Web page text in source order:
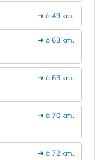
➔ à 49 km.
➔ à 63 km.
➔ à 63 km.
➔ à 70 km.
➔ à 72 km.